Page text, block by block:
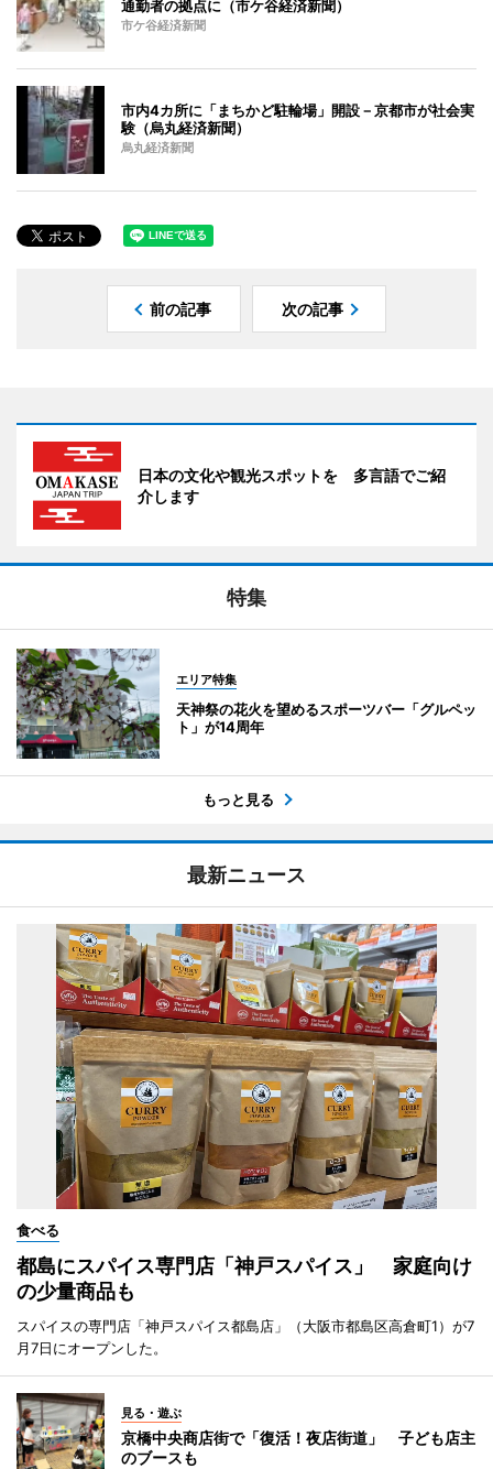
通勤者の拠点に（市ケ谷経済新聞）
市ケ谷経済新聞
市内4カ所に「まちかど駐輪場」開設－京都市が社会実
験（烏丸経済新聞）
烏丸経済新聞
前の記事 次の記事
日本の文化や観光スポットを 多言語でご紹
介します
特集
エリア特集
天神祭の花火を望めるスポーツバー「グルペッ
ト」が14周年
もっと見る
最新ニュース
食べる
都島にスパイス専門店「神戸スパイス」 家庭向け
の少量商品も
スパイスの専門店「神戸スパイス都島店」（大阪市都島区高倉町1）が7
月7日にオープンした。
見る・遊ぶ
京橋中央商店街で「復活！夜店街道」 子ども店主
のブースも